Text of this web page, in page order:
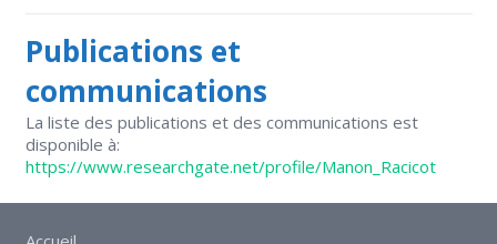
Publications et
communications
La liste des publications et des communications est
disponible à:
https://www.researchgate.net/profile/Manon_Racicot